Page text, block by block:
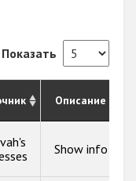
Показать
Описание
Show info